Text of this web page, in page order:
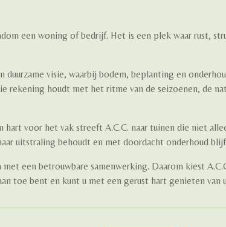
een woning of bedrijf. Het is een plek waar rust,
duurzame visie, waarbij bodem, beplanting en
rekening houdt met het ritme van de seizoenen, de
voor het vak streeft A.C.C. naar tuinen die niet
uitstraling behoudt en met doordacht onderhoud
een betrouwbare samenwerking. Daarom kiest
toe bent en kunt u met een gerust hart genieten van